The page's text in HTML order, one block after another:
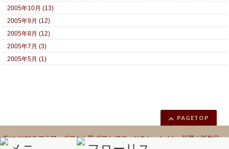
2005年10月 (13)
2005年9月 (12)
2005年8月 (12)
2005年7月 (3)
2005年5月 (1)
PAGETOP
Copyright ©フラワーギフト｜花 ギフト フローリスト カノシェ話題｜誕生日